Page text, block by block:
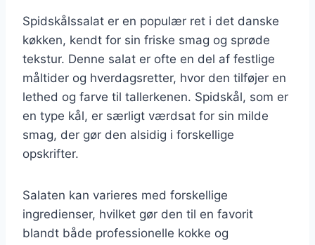
Spidskålssalat er en populær ret i det danske
køkken, kendt for sin friske smag og sprøde
tekstur. Denne salat er ofte en del af festlige
måltider og hverdagsretter, hvor den tilføjer en
lethed og farve til tallerkenen. Spidskål, som er
en type kål, er særligt værdsat for sin milde
smag, der gør den alsidig i forskellige
opskrifter.
Salaten kan varieres med forskellige
ingredienser, hvilket gør den til en favorit
blandt både professionelle kokke og